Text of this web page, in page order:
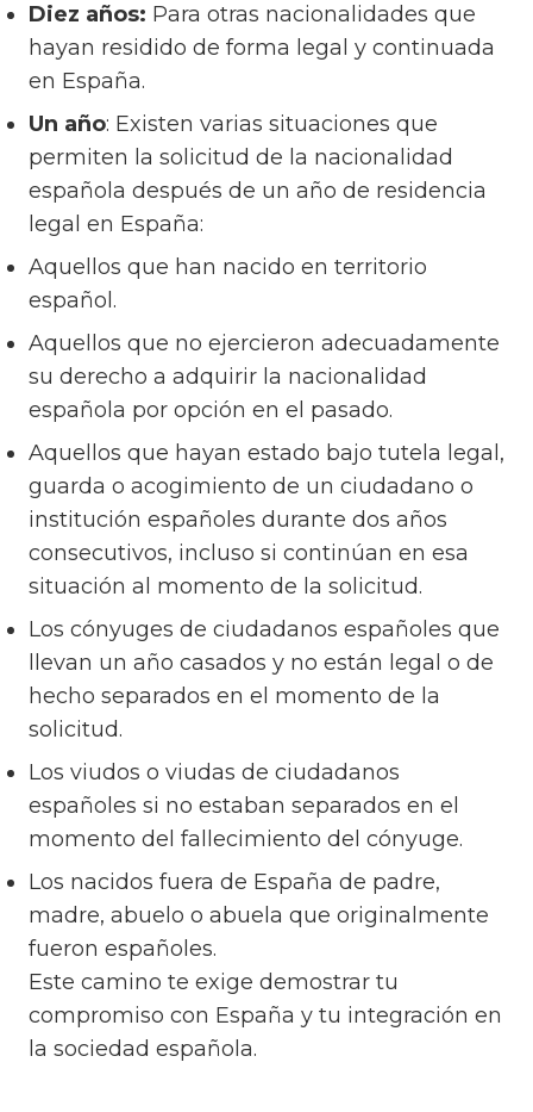
Diez años: Para otras nacionalidades que
hayan residido de forma legal y continuada
en España.
Un año: Existen varias situaciones que
permiten la solicitud de la nacionalidad
española después de un año de residencia
legal en España:
Aquellos que han nacido en territorio
español.
Aquellos que no ejercieron adecuadamente
su derecho a adquirir la nacionalidad
española por opción en el pasado.
Aquellos que hayan estado bajo tutela legal,
guarda o acogimiento de un ciudadano o
institución españoles durante dos años
consecutivos, incluso si continúan en esa
situación al momento de la solicitud.
Los cónyuges de ciudadanos españoles que
llevan un año casados y no están legal o de
hecho separados en el momento de la
solicitud.
Los viudos o viudas de ciudadanos
españoles si no estaban separados en el
momento del fallecimiento del cónyuge.
Los nacidos fuera de España de padre,
madre, abuelo o abuela que originalmente
fueron españoles.
Este camino te exige demostrar tu
compromiso con España y tu integración en
la sociedad española.